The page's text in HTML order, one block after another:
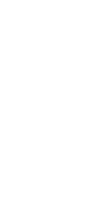
los viandantes y dale...